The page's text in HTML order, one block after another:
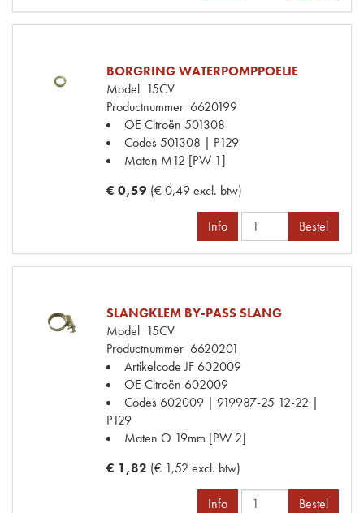
BORGRING WATERPOMPPOELIE
Model 15CV
Productnummer 6620199
OE Citroën 501308
Codes501308 | P129
Maten M12 [PW 1]
€ 0,59 (€ 0,49 excl. btw)
Info Bestel
SLANGKLEM BY-PASS SLANG
Model 15CV
Productnummer 6620201
Artikelcode JF 602009
OE Citroën 602009
Codes 602009 | 919987-25 12-22 |
P129
Maten O 19mm [PW 2]
€ 1,82 (€ 1,52 excl. btw)
Info Bestel